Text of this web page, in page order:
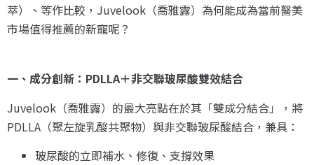
萃）、等作比較，Juvelook（喬雅露）為何能成為當前醫美
市場值得推薦的新寵呢？
一、成分創新：PDLLA＋非交聯玻尿酸雙效結合
Juvelook（喬雅露）的最大亮點在於其「雙成分結合」，將
PDLLA（聚左旋乳酸共聚物）與非交聯玻尿酸結合，兼具：
玻尿酸的立即補水、修復、支撐效果